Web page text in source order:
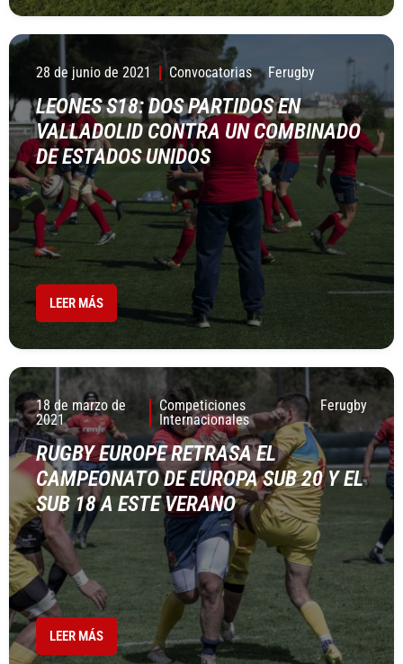
28 de junio de 2021 Convocatorias Ferugby
LEONES S18: DOS PARTIDOS EN
VALLADOLID CONTRA UN COMBINADO
DE ESTADOS UNIDOS
LEER MÁS
18 de marzo de
2021
Competiciones
Internacionales
Ferugby
RUGBY EUROPE RETRASA EL
CAMPEONATO DE EUROPA SUB 20 Y EL
SUB 18 A ESTE VERANO
LEER MÁS